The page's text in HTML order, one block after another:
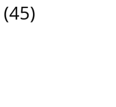
(45)